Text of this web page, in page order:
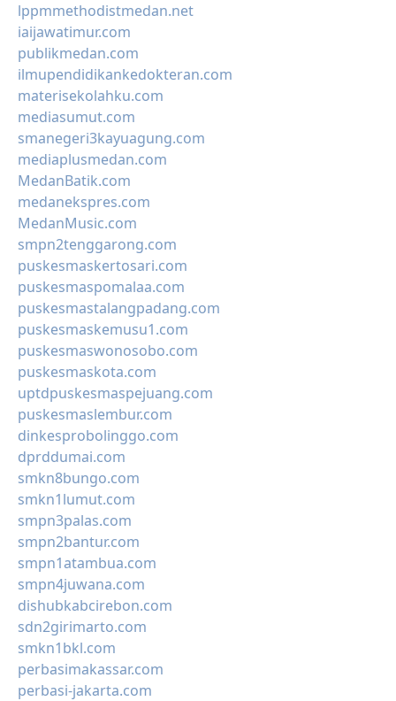
lppmmethodistmedan.net
iaijawatimur.com
publikmedan.com
ilmupendidikankedokteran.com
materisekolahku.com
mediasumut.com
smanegeri3kayuagung.com
mediaplusmedan.com
MedanBatik.com
medanekspres.com
MedanMusic.com
smpn2tenggarong.com
puskesmaskertosari.com
puskesmaspomalaa.com
puskesmastalangpadang.com
puskesmaskemusu1.com
puskesmaswonosobo.com
puskesmaskota.com
uptdpuskesmaspejuang.com
puskesmaslembur.com
dinkesprobolinggo.com
dprddumai.com
smkn8bungo.com
smkn1lumut.com
smpn3palas.com
smpn2bantur.com
smpn1atambua.com
smpn4juwana.com
dishubkabcirebon.com
sdn2girimarto.com
smkn1bkl.com
perbasimakassar.com
perbasi-jakarta.com